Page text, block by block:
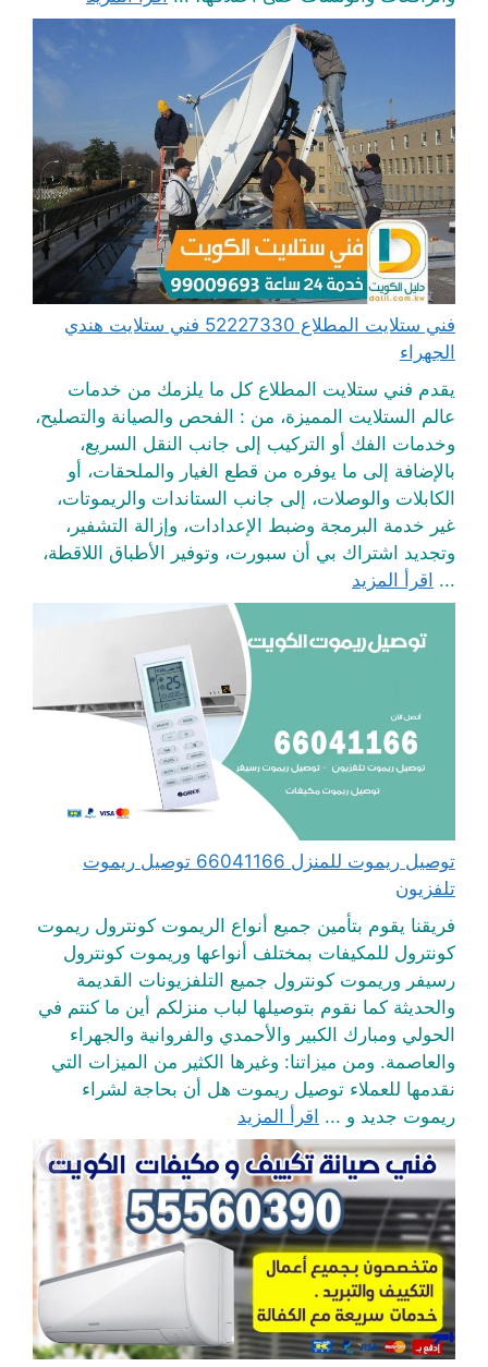
فني ستلايت المطلاع 52227330 فني ستلايت هندي
الجهراء
يقدم فني ستلايت المطلاع كل ما يلزمك من خدمات
عالم الستلايت المميزة، من : الفحص والصيانة والتصليح،
وخدمات الفك أو التركيب إلى جانب النقل السريع،
بالإضافة إلى ما يوفره من قطع الغيار والملحقات، أو
الكابلات والوصلات، إلى جانب الستاندات والريموتات،
غير خدمة البرمجة وضبط الإعدادات، وإزالة التشفير،
وتجديد اشتراك بي أن سبورت، وتوفير الأطباق اللاقطة،
... اقرأ المزيد
توصيل ريموت للمنزل 66041166 توصيل ريموت
تلفزيون
فريقنا يقوم بتأمين جميع أنواع الريموت كونترول ريموت
كونترول للمكيفات بمختلف أنواعها وريموت كونترول
رسيفر وريموت كونترول جميع التلفزيونات القديمة
والحديثة كما نقوم بتوصيلها لباب منزلكم أين ما كنتم في
الحولي ومبارك الكبير والأحمدي والفروانية والجهراء
والعاصمة. ومن ميزاتنا: وغيرها الكثير من الميزات التي
نقدمها للعملاء توصيل ريموت هل أن بحاجة لشراء
ريموت جديد و ... اقرأ المزيد